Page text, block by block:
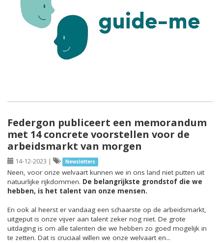
Federgon publiceert een memorandum
met 14 concrete voorstellen voor de
arbeidsmarkt van morgen
14-12-2023 | Newsletters
Neen, voor onze welvaart kunnen we in ons land niet putten uit
natuurlijke rijkdommen. De belangrijkste grondstof die we
hebben, is het talent van onze mensen.
En ook al heerst er vandaag een schaarste op de arbeidsmarkt,
uitgeput is onze vijver aan talent zeker nog niet. De grote
uitdaging is om alle talenten die we hebben zo goed mogelijk in
te zetten. Dat is cruciaal willen we onze welvaart en...